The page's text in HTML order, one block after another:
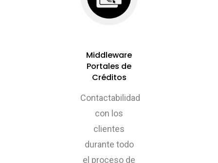
Middleware
Portales de
Créditos
Contactabilidad
con los
clientes
durante todo
el proceso de